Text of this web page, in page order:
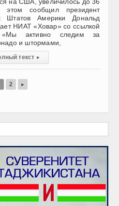
этом сообщил президент
Штатов Америки Дональд
НИАТ «Ховар» со ссылкой
активно следим за
и штормами,
текст ▸
2 ▸